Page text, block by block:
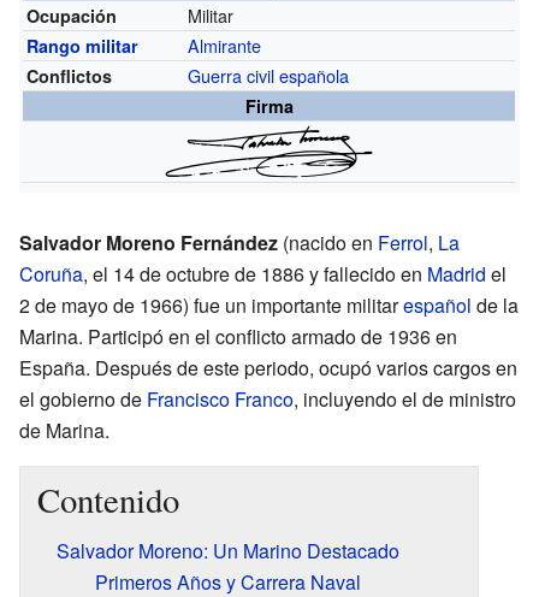
Ocupación
Militar
Rango militar Almirante
Conflictos Guerra civil española
Firma
Salvador Moreno Fernández (nacido en Ferrol, La
Coruña, el 14 de octubre de 1886 y fallecido en Madrid el
2 de mayo de 1966) fue un importante militarespañol de la
Marina. Participó en el conflicto armado de 1936 en
España. Después de este periodo, ocupó varios cargos en
el gobierno de Francisco Franco, incluyendo el de ministro
de Marina.
Contenido
Salvador Moreno: Un Marino Destacado
Primeros Años y Carrera Naval